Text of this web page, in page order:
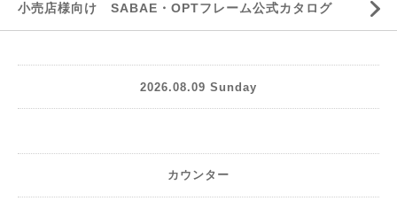
小売店様向け SABAE・OPTフレーム公式カタログ
2026.08.09 Sunday
カウンター